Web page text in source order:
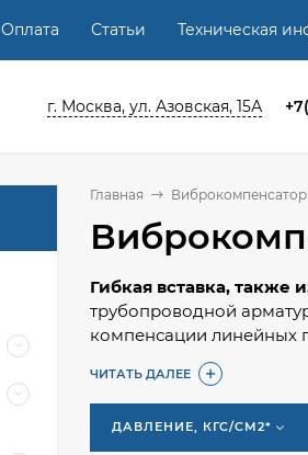
Оплата Статьи Техническая
г. Москва, ул. Азовская, 15А
Главная
Гибкая вставка, также
трубопроводной
компенсации линейных
Вибровставки находят
другого
Обращайтесь, наши
ЧИТАТЬ ДАЛЕЕ
ДАВЛЕНИЕ, КГС/СМ2*